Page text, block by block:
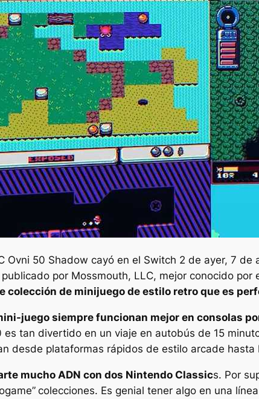
Ovni 50 Shadow cayó en el Switch 2 de ayer, 7
por Mossmouth, LLC, mejor conocido por
colección de minijuego de estilo retro que es
juego siempre funcionan mejor en consolas
es tan divertido en un viaje en autobús de 15
desde plataformas rápidos de estilo arcade hasta
mucho ADN con dos Nintendo Classics. Por
colecciones. Es genial tener algo en una